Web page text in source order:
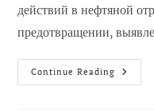
действий в нефтяной
предотвращении,
Continue Reading
По